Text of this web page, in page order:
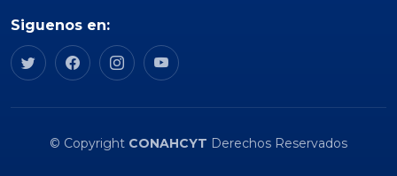
Siguenos en:
© Copyright CONAHCYT Derechos Reservados